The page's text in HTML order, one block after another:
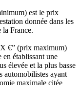
est le prix
donnée dans les
la France.
€” (prix maximum)
en établissant une
élevée et la plus basse
automobilistes ayant
maximale citée